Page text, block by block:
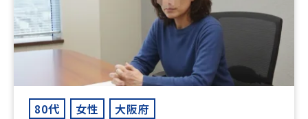
80代 女性 大阪府